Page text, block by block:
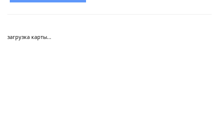
загрузка карты...